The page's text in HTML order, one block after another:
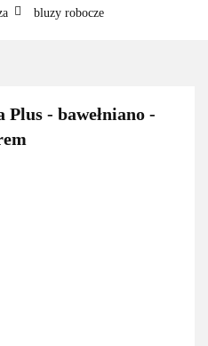
bluzy robocze
- bawełniano -